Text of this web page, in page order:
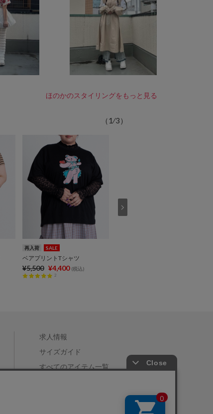
ほのかのスタイリングをもっと見る
（1⁄3）
再入荷 SALE
ベアプリントTシャツ
¥5,500 ¥4,400 (税込)
2
求人情報
サイズガイド
すべてのアイテム一覧